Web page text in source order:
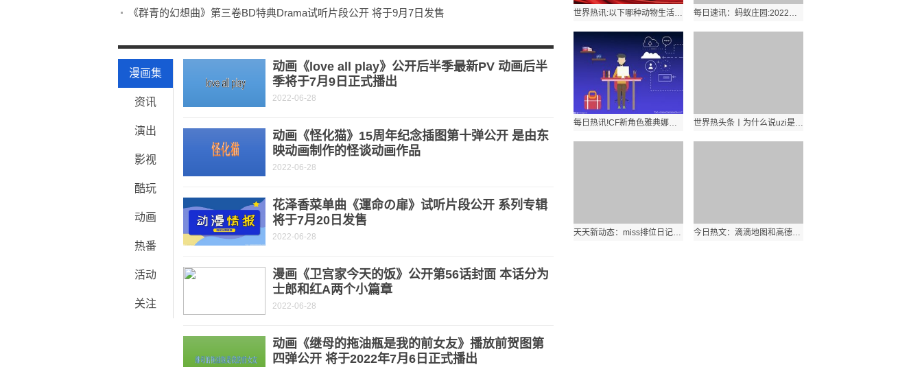
《群青的幻想曲》第三卷BD特典Drama试听片段公开 将于9月7日发售
漫画集
资讯
演出
影视
酷玩
动画
热番
活动
关注
动画《love all play》公开后半季最新PV 动画后半
季将于7月9日正式播出
2022-06-28
动画《怪化猫》15周年纪念插图第十弹公开 是由东
映动画制作的怪谈动画作品
2022-06-28
花泽香菜单曲《運命の扉》试听片段公开 系列专辑
将于7月20日发售
2022-06-28
漫画《卫宫家今天的饭》公开第56话封面 本话分为
士郎和红A两个小篇章
2022-06-28
动画《继母的拖油瓶是我的前女友》播放前贺图第
四弹公开 将于2022年7月6日正式播出
世界热讯:以下哪种动物生活在海里属于真正的“鱼”?鲸鱼还是海马? 每日速讯：蚂蚁庄园:2022年杭州亚运会的主场馆像一只造型别致的什么碗？
每日热讯!CF新角色雅典娜外观曝光 CF雅典娜属性一览 世界热头条丨为什么说uzi是大众情人？大众情人uzi是什么梗?
天天新动态：miss排位日记LOL解说视频 miss韩懿莹穿紧身衣出镜 今日热文：滴滴地图和高德地图哪个好用?滴滴与高德哪个更准确?